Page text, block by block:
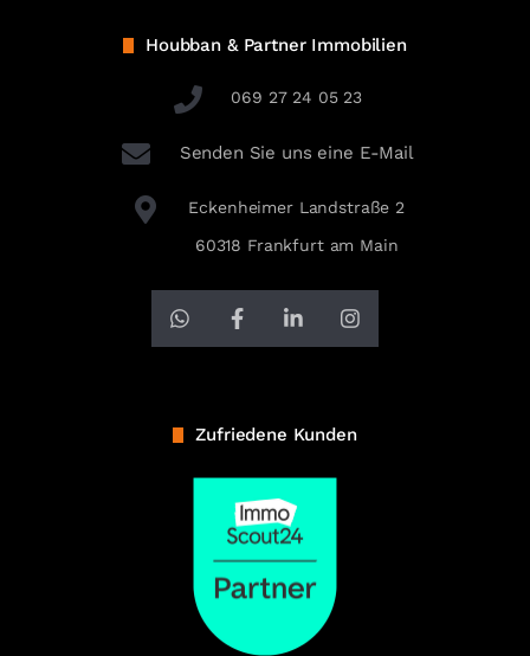
Houbban & Partner Immobilien
069 27 24 05 23
Senden Sie uns eine E-Mail
Eckenheimer Landstraße 2
60318 Frankfurt am Main
Zufriedene Kunden